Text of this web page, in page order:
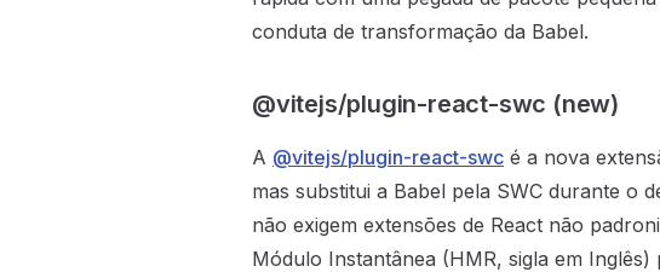
conduta de transformação da Babel.
@vitejs/plugin-react-swc (new)
A @vitejs/plugin-react-swc é a nova
mas substitui a Babel pela SWC durante o
não exigem extensões de React não
Módulo Instantânea (HMR, sigla em